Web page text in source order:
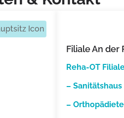
Filiale An der
Reha-OT
– Sanitätshaus
–